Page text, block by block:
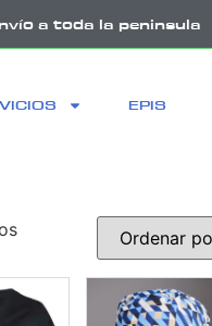
a toda la peninsula
EPIS